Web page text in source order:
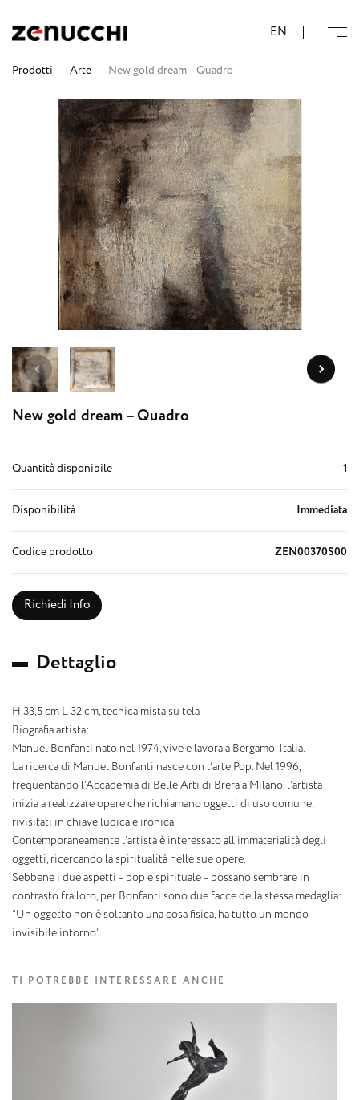
EN
Prodotti — Arte — New gold dream – Quadro
New gold dream – Quadro
Quantità disponibile 1
Disponibilità Immediata
Codice prodotto ZEN00370S00
Richiedi Info
Dettaglio
H 33,5 cm L 32 cm, tecnica mista su tela
Biografia artista:
Manuel Bonfanti nato nel 1974, vive e lavora a Bergamo, Italia.
La ricerca di Manuel Bonfanti nasce con l’arte Pop. Nel 1996,
frequentando l’Accademia di Belle Arti di Brera a Milano, l’artista
inizia a realizzare opere che richiamano oggetti di uso comune,
rivisitati in chiave ludica e ironica.
Contemporaneamente l’artista è interessato all’immaterialità degli
oggetti, ricercando la spiritualità nelle sue opere.
Sebbene i due aspetti – pop e spirituale – possano sembrare in
contrasto fra loro, per Bonfanti sono due facce della stessa medaglia:
“Un oggetto non è soltanto una cosa fisica, ha tutto un mondo
invisibile intorno”.
TI POTREBBE INTERESSARE ANCHE